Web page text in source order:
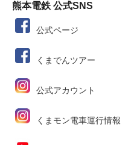
熊本電鉄 公式SNS
公式ページ
くまでんツアー
公式アカウント
くまモン電車運行情報